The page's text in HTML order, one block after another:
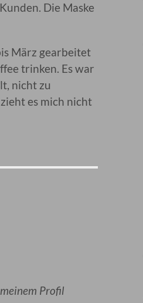
Die Maske
März gearbeitet
trinken. Es war
nicht zu
es mich nicht
Profil